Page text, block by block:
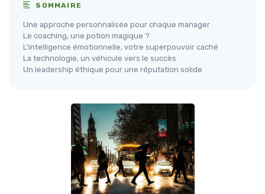
SOMMAIRE
Une approche personnalisée pour chaque manager
Le coaching, une potion magique ?
L'intelligence émotionnelle, votre superpouvoir caché
La technologie, un véhicule vers le succès
Un leadership éthique pour une réputation solide